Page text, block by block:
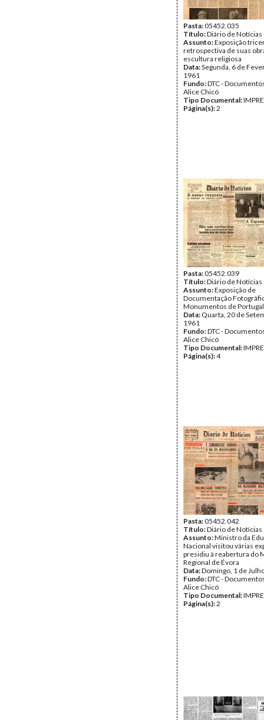
Pasta:05452.035
Título:Diário de Notícias
Assunto:Exposição
retrospectiva de suas
escultura religiosa
Data:Segunda, 6 de
1961
Fundo:DTC -
Alice Chicó
Tipo Documental:
Página(s):2
Pasta:05452.039
Título:Diário de Notícias
Assunto:Exposição de
Documentação
Monumentos de
Data: Quarta, 20 de
1961
Fundo:DTC -
Alice Chicó
Tipo Documental:
Página(s):4
Pasta:05452.042
Título:Diário de Notícias
Assunto:Ministro da
Nacional visitou várias
presidiu à reabertura do
Regional de Évora
Data:Domingo, 1 de
Fundo:DTC -
Alice Chicó
Tipo Documental:
Página(s):2